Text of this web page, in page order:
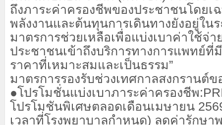
ถึงภาระค่าครองชีพของประชาชนโดยเ
พลังงานและต้นทุนการเดินทางยังอยู่ในร
มาตรการช่วยเหลือเพื่อแบ่งเบาค่าใช้จ่
ประชาชนเข้าถึงบริการทางการแพทย์
ราคาที่เหมาะสมและเป็นธรรม”
มาตรการรองรับช่วงเทศกาลสงกรานต์
●โปรโมชั่นแบ่งเบาภาระค่าครองชีพ:
โปรโมชันพิเศษตลอดเดือนเมษายน
เวลาที่โรงพยาบาลกำหนด) ลดค่ารักษา